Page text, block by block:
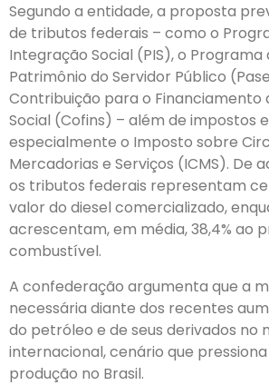
Segundo a entidade, a proposta
de tributos federais – como o
Integração Social (PIS), o
Patrimônio do Servidor Público
Contribuição para o Financiamento
Social (Cofins) – além de impostos
especialmente o Imposto sobre
Mercadorias e Serviços (ICMS). De
os tributos federais representam
valor do diesel comercializado,
acrescentam, em média, 38,4% ao
combustível.
A confederação argumenta que a
necessária diante dos recentes
do petróleo e de seus derivados no
internacional, cenário que
produção no Brasil.